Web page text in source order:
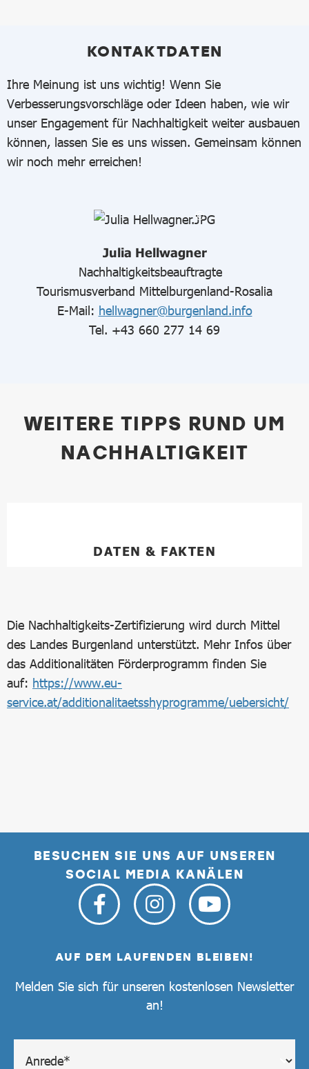
KONTAKTDATEN
Ihre Meinung ist uns wichtig! Wenn Sie
Verbesserungsvorschläge oder Ideen haben, wie wir
unser Engagement für Nachhaltigkeit weiter ausbauen
können, lassen Sie es uns wissen. Gemeinsam können
wir noch mehr erreichen!
Julia Hellwagner
Nachhaltigkeitsbeauftragte
Tourismusverband Mittelburgenland-Rosalia
E-Mail: hellwagner@burgenland.info
Tel. +43 660 277 14 69
WEITERE TIPPS RUND UM
NACHHALTIGKEIT
DATEN & FAKTEN
Die Nachhaltigkeits-Zertifizierung wird durch Mittel
des Landes Burgenland unterstützt. Mehr Infos über
das Additionalitäten Förderprogramm finden Sie
auf: https://www.eu-
service.at/additionalitaetsshyprogramme/uebersicht/
BESUCHEN SIE UNS AUF UNSEREN
SOCIAL MEDIA KANÄLEN
AUF DEM LAUFENDEN BLEIBEN!
Melden Sie sich für unseren kostenlosen Newsletter
an!